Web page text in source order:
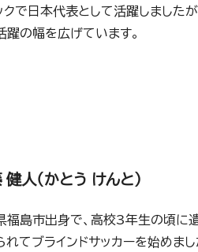
クで日本代表として活躍しました
躍の幅を広げています。
人（かとう けんと）
福島市出身で、高校3年生の頃に
れてブラインドサッカーを始め